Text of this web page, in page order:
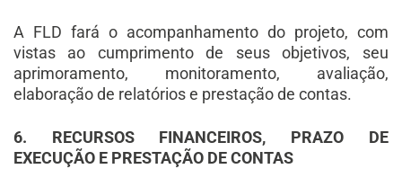
A FLD fará o acompanhamento do projeto, com
vistas ao cumprimento de seus objetivos, seu
aprimoramento, monitoramento, avaliação,
elaboração de relatórios e prestação de contas.
6. RECURSOS FINANCEIROS, PRAZO DE
EXECUÇÃO E PRESTAÇÃO DE CONTAS